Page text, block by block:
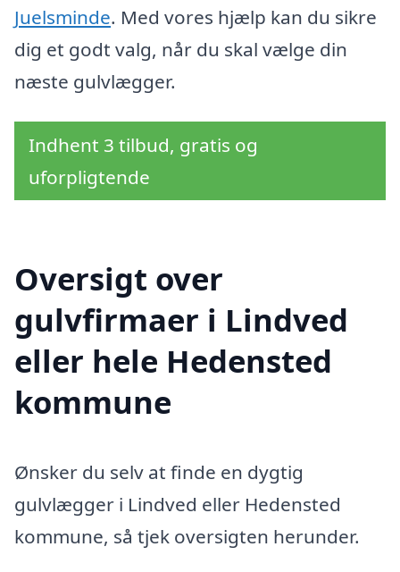
Juelsminde. Med vores hjælp kan du sikre
dig et godt valg, når du skal vælge din
næste gulvlægger.
Indhent 3 tilbud, gratis og
uforpligtende
Oversigt over
gulvfirmaer i Lindved
eller hele Hedensted
kommune
Ønsker du selv at finde en dygtig
gulvlægger i Lindved eller Hedensted
kommune, så tjek oversigten herunder.